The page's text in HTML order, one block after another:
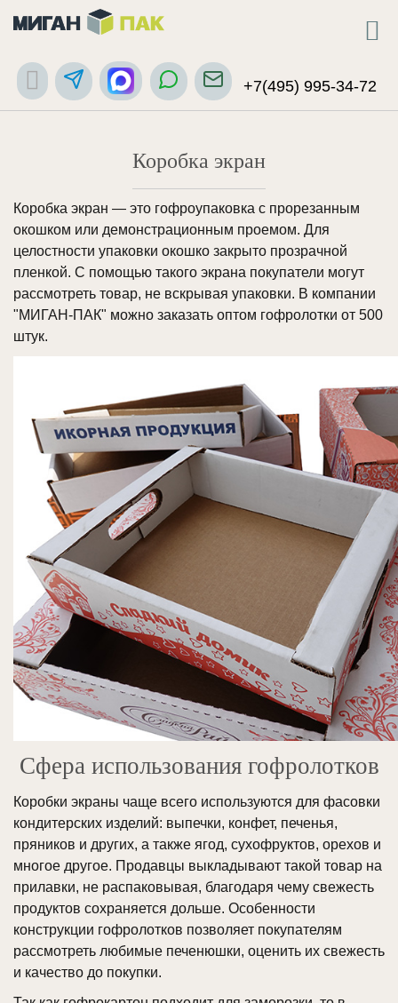
+7(495) 995-34-72
Коробка экран
Коробка экран — это гофроупаковка с прорезанным
окошком или демонстрационным проемом. Для
целостности упаковки окошко закрыто прозрачной
пленкой. С помощью такого экрана покупатели могут
рассмотреть товар, не вскрывая упаковки. В компании
"МИГАН-ПАК" можно заказать оптом гофролотки от 500
штук.
Сфера использования гофролотков
Коробки экраны чаще всего используются для фасовки
кондитерских изделий: выпечки, конфет, печенья,
пряников и других, а также ягод, сухофруктов, орехов и
многое другое. Продавцы выкладывают такой товар на
прилавки, не распаковывая, благодаря чему свежесть
продуктов сохраняется дольше. Особенности
конструкции гофролотков позволяет покупателям
рассмотреть любимые печенюшки, оценить их свежесть
и качество до покупки.